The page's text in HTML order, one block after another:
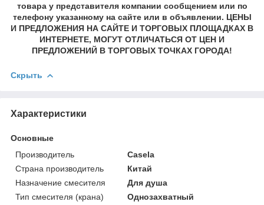
товара у представителя компании сообщением или по
телефону указанному на сайте или в объявлении. ЦЕНЫ
И ПРЕДЛОЖЕНИЯ НА САЙТЕ И ТОРГОВЫХ ПЛОЩАДКАХ В
ИНТЕРНЕТЕ, МОГУТ ОТЛИЧАТЬСЯ ОТ ЦЕН И
ПРЕДЛОЖЕНИЙ В ТОРГОВЫХ ТОЧКАХ ГОРОДА!
Скрыть
Характеристики
Основные
Производитель
Casela
Страна производитель
Китай
Назначение смесителя
Для душа
Тип смесителя (крана)
Однозахватный